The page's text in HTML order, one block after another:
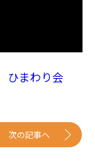
ひまわり会
次の記事へ